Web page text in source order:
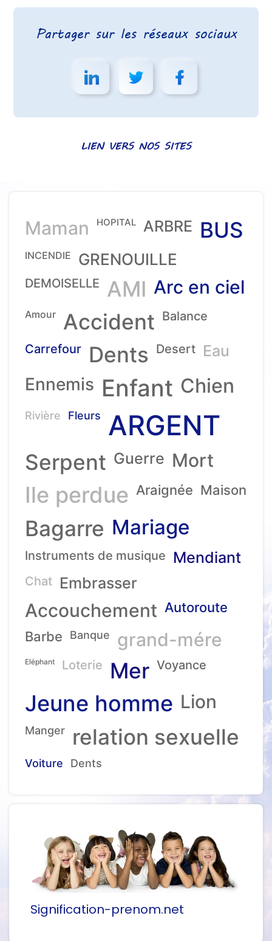
Partager sur les réseaux sociaux
LIEN VERS NOS SITES
Maman HOPITAL ARBRE BUS
INCENDIE GRENOUILLE
DEMOISELLE AMI Arc en ciel
Amour Accident Balance
Carrefour Dents Desert Eau
Ennemis Enfant Chien
Rivière Fleurs ARGENT
Serpent Guerre Mort
Ile perdue Araignée Maison
Bagarre Mariage
Instruments de musique Mendiant
Chat Embrasser
Accouchement Autoroute
Barbe
Banque grand-mére
Eléphant Loterie Mer Voyance
Jeune homme Lion
Manger relation sexuelle
Voiture Dents
Signification-prenom.net